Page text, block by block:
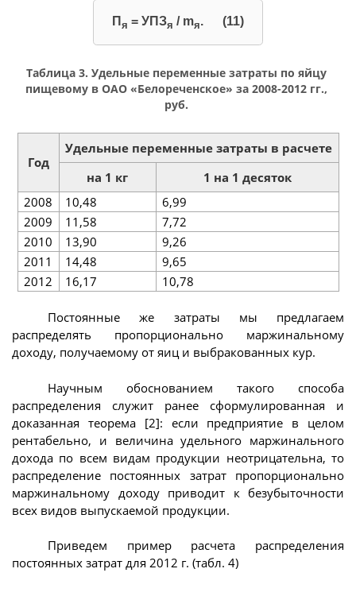
П я = УПЗя / mя. (11)
Таблица 3. Удельные переменные затраты по яйцу
пищевому в ОАО «Белореченское» за 2008-2012 гг.,
руб.
Год
Удельные переменные затраты в расчете
на 1 кг
1 на 1 десяток
2008
10,48
6,99
2009
11,58
7,72
2010
13,90
9,26
2011
14,48
9,65
2012
16,17 10,78
Постоянные же затраты мы предлагаем
распределять пропорционально маржинальному
доходу, получаемому от яиц и выбракованных кур.
Научным обоснованием такого способа
распределения служит ранее сформулированная и
доказанная теорема [2]: если предприятие в целом
рентабельно, и величина удельного маржинального
дохода по всем видам продукции неотрицательна, то
распределение постоянных затрат пропорционально
маржинальному доходу приводит к безубыточности
всех видов выпускаемой продукции.
Приведем пример расчета распределения
постоянных затрат для 2012 г. (табл. 4)